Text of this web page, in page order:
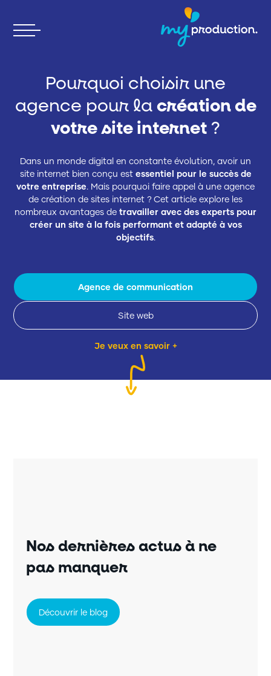
to
Pourquoi choisir une
agence pour lacréation de
votre site internet ?
Dans un monde digital en constante évolution, avoir un
site internet bien conçu est essentiel pour le succès de
votre entreprise. Mais pourquoi faire appel à une agence
de création de sites internet ? Cet article explore les
nombreux avantages de travailler avec des experts pour
créer un site à la fois performant et adapté à vos
objectifs.
Agence de communication
Site web
Je veux en savoir +
Nos dernières actus à ne
pas manquer
Découvrir le blog